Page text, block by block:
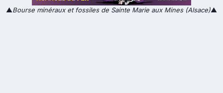
▲Bourse minéraux et fossiles de Sainte Marie aux Mines (Alsace)▲